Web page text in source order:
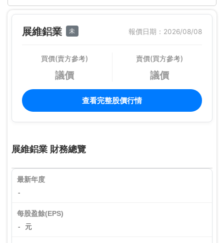
展維鋁業 未 報價日期：2026/08/08
買價(賣方參考)
議價
賣價(買方參考)
議價
查看完整股價行情
展維鋁業 財務總覽
最新年度
-
每股盈餘(EPS)
- 元